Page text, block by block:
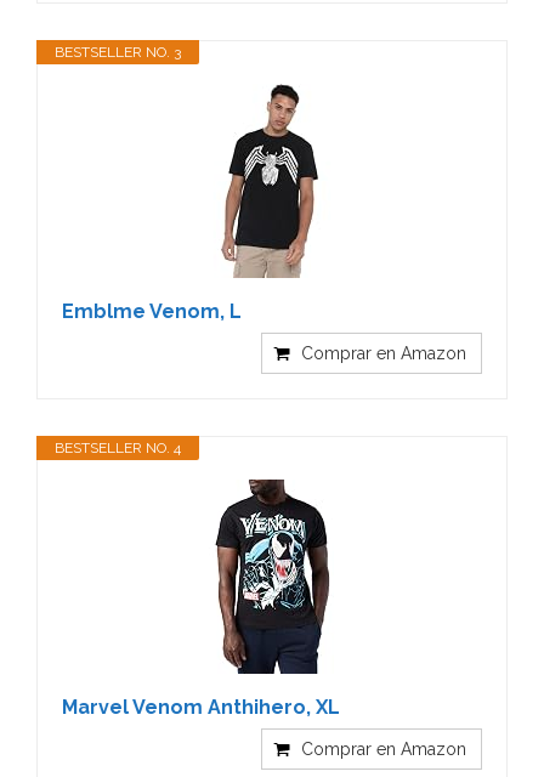
BESTSELLER NO. 3
Emblme Venom, L
Comprar en Amazon
BESTSELLER NO. 4
Marvel Venom Anthihero, XL
Comprar en Amazon